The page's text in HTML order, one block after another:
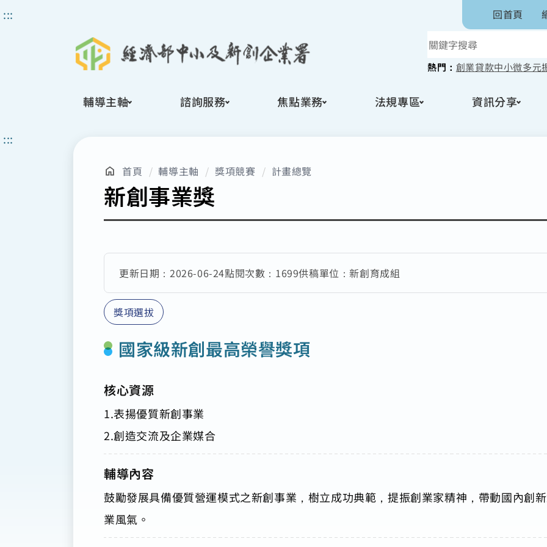
::: 回首頁
搜
熱門： 創業貸款中小微多元
輔導主軸 諮詢服務 焦點業務 法規專區 資訊分享
:::
首頁 輔導主軸 獎項競賽 計畫總覽
新創事業獎
更新日期： 2026-06-24點閱次數： 1699供稿單位：新創育成組
獎項選拔
國家級新創最高榮譽獎項
核心資源
1.表揚優質新創事業
2.創造交流及企業媒合
輔導內容
鼓勵發展具備優質營運模式之新創事業，樹立成功典範，提振創業家精神，帶動國內創
業風氣。